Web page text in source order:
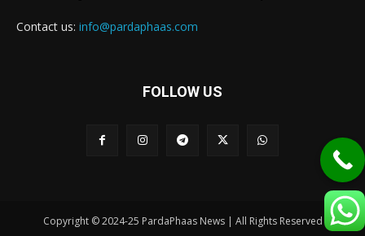
Contact us: info@pardaphaas.com
FOLLOW US
Copyright © 2024-25 PardaPhaas News | All Rights Reserved